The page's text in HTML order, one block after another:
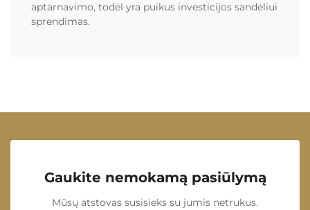
aptarnavimo, todėl yra puikus investicijos sandėliui
sprendimas.
Gaukite nemokamą pasiūlymą
Mūsų atstovas susisieks su jumis netrukus.